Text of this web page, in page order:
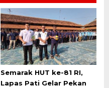
Semarak HUT ke-81 RI,
Lapas Pati Gelar Pekan